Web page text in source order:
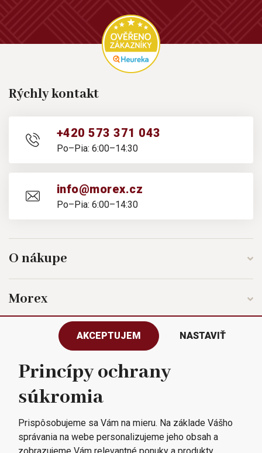
Rýchly kontakt
+420 573 371 043
Po–Pia: 6:00–14:30
info@morex.cz
Po–Pia: 6:00–14:30
O nákupe
Morex
Sledujte nás
Všetky práva vyhradené © 2023
Morex, spol. s r.o.
AKCEPTUJEM NASTAVIŤ
Princípy ochrany
súkromia
Prispôsobujeme sa Vám na mieru. Na základe Vášho
správania na webe personalizujeme jeho obsah a